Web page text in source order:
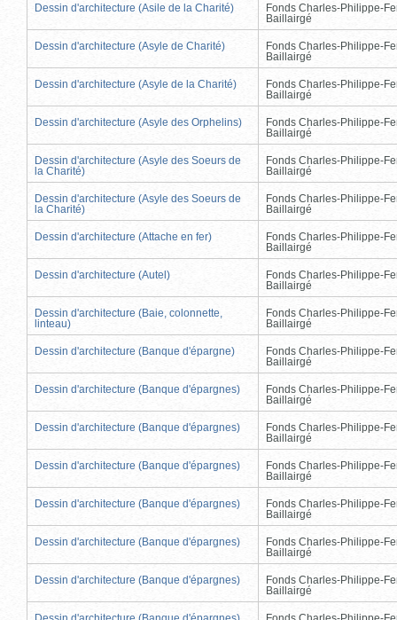
Dessin d'architecture (Asile de la Charité)
Fonds Charles-Philippe-
Baillairgé
Dessin d'architecture (Asyle de Charité)
Fonds Charles-Philippe-
Baillairgé
Dessin d'architecture (Asyle de la Charité)
Fonds Charles-Philippe-
Baillairgé
Dessin d'architecture (Asyle des Orphelins)
Fonds Charles-Philippe-
Baillairgé
Dessin d'architecture (Asyle des Soeurs de
la Charité)
Fonds Charles-Philippe-
Baillairgé
Dessin d'architecture (Asyle des Soeurs de
la Charité)
Fonds Charles-Philippe-
Baillairgé
Dessin d'architecture (Attache en fer)
Fonds Charles-Philippe-
Baillairgé
Dessin d'architecture (Autel)
Fonds Charles-Philippe-
Baillairgé
Dessin d'architecture (Baie, colonnette,
linteau)
Fonds Charles-Philippe-
Baillairgé
Dessin d'architecture (Banque d'épargne)
Fonds Charles-Philippe-
Baillairgé
Dessin d'architecture (Banque d'épargnes)
Fonds Charles-Philippe-
Baillairgé
Dessin d'architecture (Banque d'épargnes)
Fonds Charles-Philippe-
Baillairgé
Dessin d'architecture (Banque d'épargnes)
Fonds Charles-Philippe-
Baillairgé
Dessin d'architecture (Banque d'épargnes)
Fonds Charles-Philippe-
Baillairgé
Dessin d'architecture (Banque d'épargnes)
Fonds Charles-Philippe-
Baillairgé
Dessin d'architecture (Banque d'épargnes)
Fonds Charles-Philippe-
Baillairgé